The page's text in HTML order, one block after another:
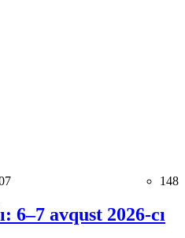
148
6–7 avqust 2026-cı